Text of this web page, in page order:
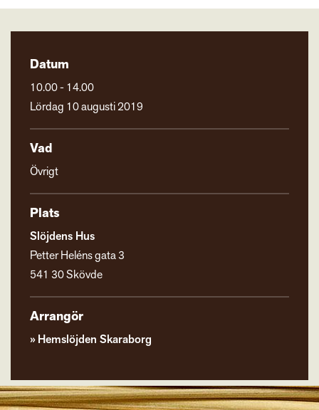
Datum
10.00 - 14.00
Lördag 10 augusti 2019
Vad
Övrigt
Plats
Slöjdens Hus
Petter Heléns gata 3
541 30 Skövde
Arrangör
Hemslöjden Skaraborg